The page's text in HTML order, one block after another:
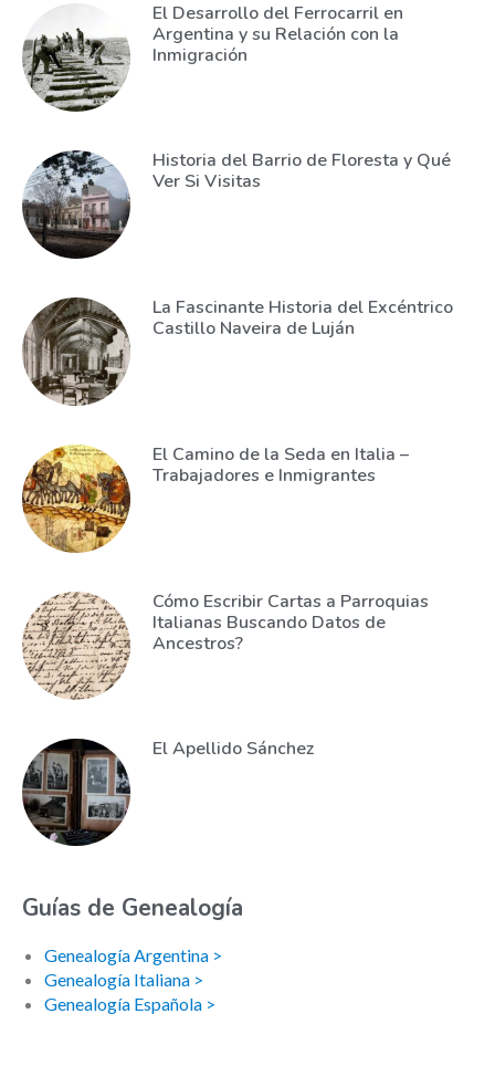
El Desarrollo del Ferrocarril en
Argentina y su Relación con la
Inmigración
Historia del Barrio de Floresta y Qué
Ver Si Visitas
La Fascinante Historia del Excéntrico
Castillo Naveira de Luján
El Camino de la Seda en Italia –
Trabajadores e Inmigrantes
Cómo Escribir Cartas a Parroquias
Italianas Buscando Datos de
Ancestros?
El Apellido Sánchez
Guías de Genealogía
Genealogía Argentina >
Genealogía Italiana >
Genealogía Española >